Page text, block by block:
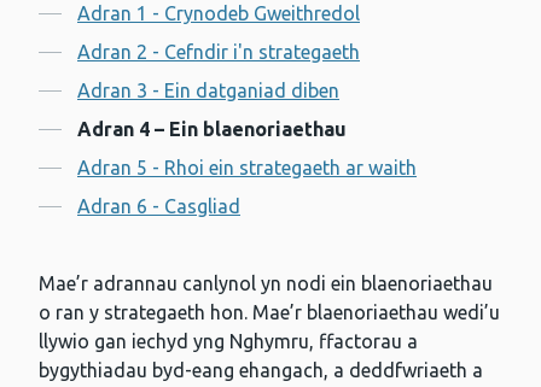
Adran 1 - Crynodeb Gweithredol
Adran 2 - Cefndir i'n strategaeth
Adran 3 - Ein datganiad diben
Adran 4 – Ein blaenoriaethau
Adran 5 - Rhoi ein strategaeth ar waith
Adran 6 - Casgliad
Mae’r adrannau canlynol yn nodi ein blaenoriaethau
o ran y strategaeth hon. Mae’r blaenoriaethau wedi’u
llywio gan iechyd yng Nghymru, ffactorau a
bygythiadau byd-eang ehangach, a deddfwriaeth a